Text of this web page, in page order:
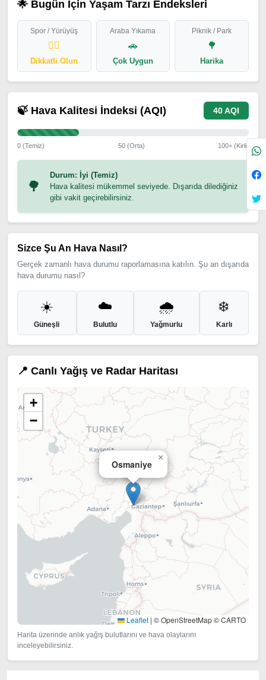
🌟 Bugün İçin Yaşam Tarzı Endeksleri
Spor / Yürüyüş
🏃‍♂️
Dikkatli Olun
Araba Yıkama
🚗
Çok Uygun
Piknik / Park
🌳
Harika
🍃 Hava Kalitesi İndeksi (AQI) 40 AQI
0 (Temiz) 50 (Orta) 100+ (Kirli)
🌳
Durum: İyi (Temiz)
Hava kalitesi mükemmel seviyede. Dışarıda dilediğiniz
gibi vakit geçirebilirsiniz.
Sizce Şu An Hava Nasıl?
Gerçek zamanlı hava durumu raporlamasına katılın. Şu an dışarıda
hava durumu nasıl?
☀️
Güneşli
☁️
Bulutlu
🌧️
Yağmurlu
❄️
Karlı
📍 Canlı Yağış ve Radar Haritası
Osmaniye
×
+
−
Leaflet | © OpenStreetMap © CARTO
Harita üzerinde anlık yağış bulutlarını ve hava olaylarını
inceleyebilirsiniz.